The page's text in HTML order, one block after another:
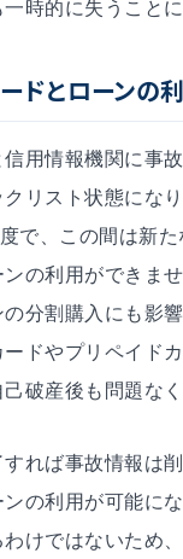
時的に失うことに
ドとローンの
用情報機関に事
リスト状態にな
で、この間は新
ンの利用ができま
の分割購入にも影
ードやプリペイド
破産後も問題なく
れば事故情報は
ンの利用が可能に
けではないため